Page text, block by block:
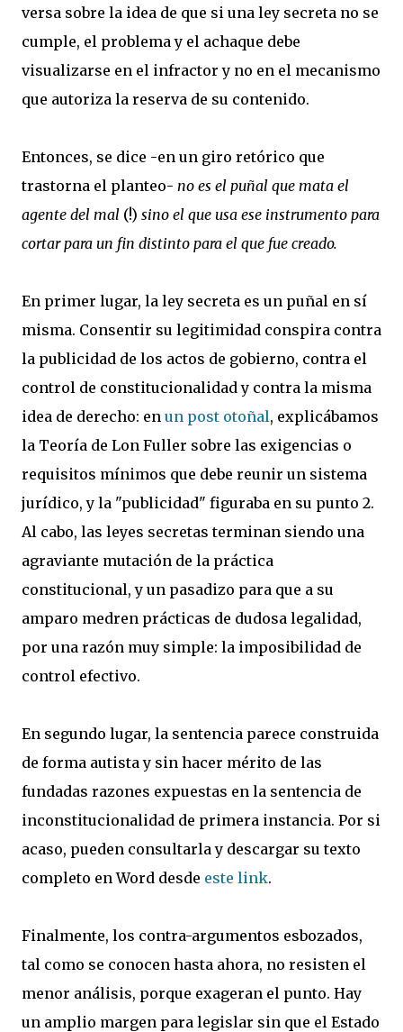
versa sobre la idea de que si una ley secreta no se
cumple, el problema y el achaque debe
visualizarse en el infractor y no en el mecanismo
que autoriza la reserva de su contenido.
Entonces, se dice -en un giro retórico que
trastorna el planteo- no es el puñal que mata el
agente del mal (!) sino el que usa ese instrumento para
cortar para un fin distinto para el que fue creado.
En primer lugar, la ley secreta es un puñal en sí
misma. Consentir su legitimidad conspira contra
la publicidad de los actos de gobierno, contra el
control de constitucionalidad y contra la misma
idea de derecho: en un post otoñal, explicábamos
la Teoría de Lon Fuller sobre las exigencias o
requisitos mínimos que debe reunir un sistema
jurídico, y la "publicidad" figuraba en su punto 2.
Al cabo, las leyes secretas terminan siendo una
agraviante mutación de la práctica
constitucional, y un pasadizo para que a su
amparo medren prácticas de dudosa legalidad,
por una razón muy simple: la imposibilidad de
control efectivo.
En segundo lugar, la sentencia parece construida
de forma autista y sin hacer mérito de las
fundadas razones expuestas en la sentencia de
inconstitucionalidad de primera instancia. Por si
acaso, pueden consultarla y descargar su texto
completo en Word desde este link.
Finalmente, los contra-argumentos esbozados,
tal como se conocen hasta ahora, no resisten el
menor análisis, porque exageran el punto. Hay
un amplio margen para legislar sin que el Estado